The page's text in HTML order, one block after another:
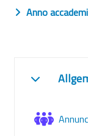
Anno
Einklappen